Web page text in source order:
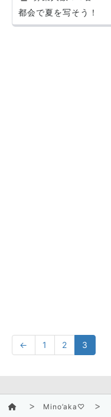
都会で夏を写そう！
← 1 2 3
Mino’aka♡